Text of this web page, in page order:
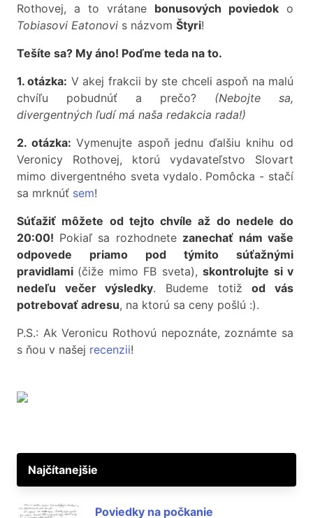
Rothovej, a to vrátane bonusových poviedok o
Tobiasovi Eatonovi s názvom Štyri!
Tešíte sa? My áno! Poďme teda na to.
1. otázka: V akej frakcii by ste chceli aspoň na malú
chvíľu pobudnúť a prečo? (Nebojte sa,
divergentných ľudí má naša redakcia rada!)
2. otázka: Vymenujte aspoň jednu ďalšiu knihu od
Veronicy Rothovej, ktorú vydavateľstvo Slovart
mimo divergentného sveta vydalo. Pomôcka - stačí
sa mrknúť sem!
Súťažiť môžete od tejto chvíle až do nedele do
20:00! Pokiaľ sa rozhodnete zanechať nám vaše
odpovede priamo pod týmito súťažnými
pravidlami (čiže mimo FB sveta),skontrolujte si v
nedeľu večer výsledky. Budeme totižod vás
potrebovať adresu, na ktorú sa ceny pošlú :).
P.S.: Ak Veronicu Rothovú nepoznáte, zoznámte sa
s ňou v našej recenzii!
Najčítanejšie
Poviedky na počkanie